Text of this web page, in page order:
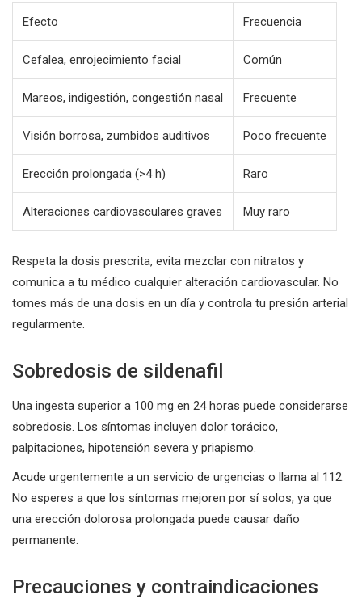
Efecto Frecuencia
Cefalea, enrojecimiento facial Común
Mareos, indigestión, congestión nasal Frecuente
Visión borrosa, zumbidos auditivos Poco frecuente
Erección prolongada (>4 h) Raro
Alteraciones cardiovasculares graves Muy raro
Respeta la dosis prescrita, evita mezclar con nitratos y
comunica a tu médico cualquier alteración cardiovascular. No
tomes más de una dosis en un día y controla tu presión arterial
regularmente.
Sobredosis de sildenafil
Una ingesta superior a 100 mg en 24 horas puede considerarse
sobredosis. Los síntomas incluyen dolor torácico,
palpitaciones, hipotensión severa y priapismo.
Acude urgentemente a un servicio de urgencias o llama al 112.
No esperes a que los síntomas mejoren por sí solos, ya que
una erección dolorosa prolongada puede causar daño
permanente.
Precauciones y contraindicaciones